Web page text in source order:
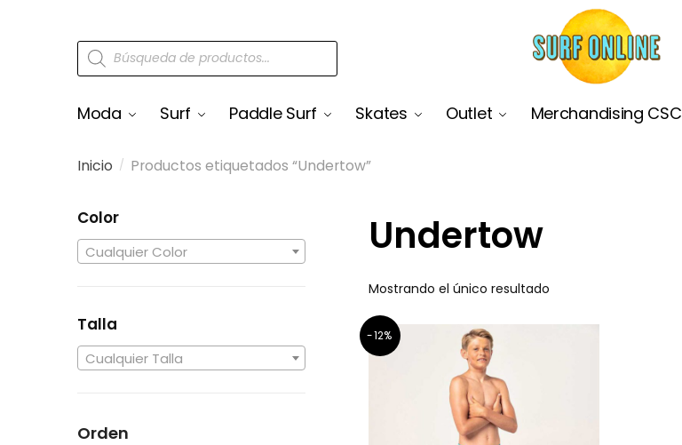
Moda Surf Paddle Surf Skates Outlet Merchandising CSC
Inicio / Productos etiquetados “Undertow”
Undertow
Mostrando el único resultado
-12%
Color
Cualquier Color
Talla
Cualquier Talla
Orden